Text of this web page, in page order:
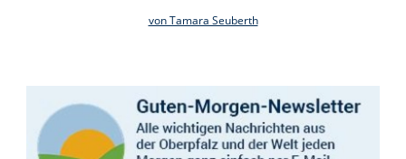
von Tamara Seuberth